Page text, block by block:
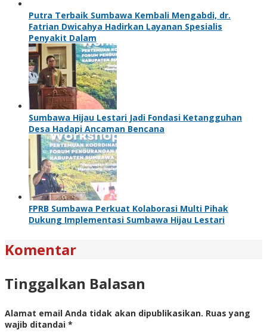
Putra Terbaik Sumbawa Kembali Mengabdi, dr.
Fatrian Dwicahya Hadirkan Layanan Spesialis
Penyakit Dalam
Sumbawa Hijau Lestari Jadi Fondasi Ketangguhan
Desa Hadapi Ancaman Bencana
FPRB Sumbawa Perkuat Kolaborasi Multi Pihak
Dukung Implementasi Sumbawa Hijau Lestari
Komentar
Tinggalkan Balasan
Alamat email Anda tidak akan dipublikasikan. Ruas yang
wajib ditandai *